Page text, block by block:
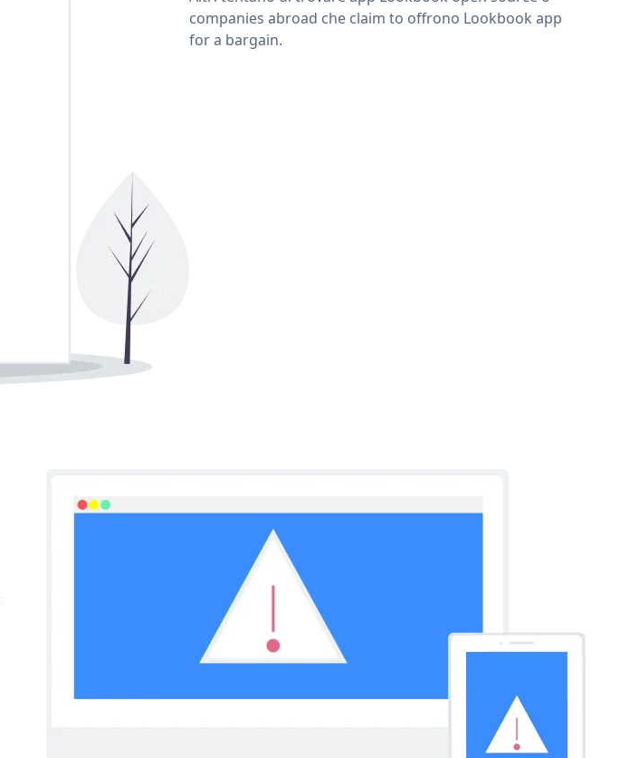
companies abroad che claim to offrono Lookbook app
for a bargain.